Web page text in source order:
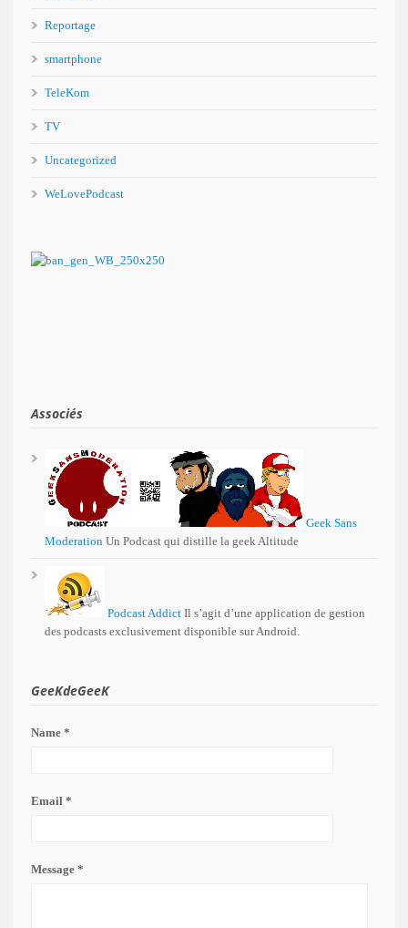
Reportage
smartphone
TeleKom
TV
Uncategorized
WeLovePodcast
Associés
Geek Sans
Moderation Un Podcast qui distille la geek Altitude
Podcast Addict Il s’agit d’une application de gestion
des podcasts exclusivement disponible sur Android.
GeeKdeGeeK
Name *
Email *
Message *